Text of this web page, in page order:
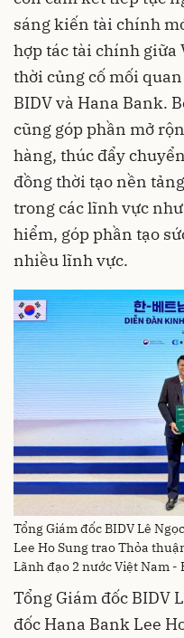
sáng kiến tài chính
hợp tác tài chính giữa
thời củng cố mối
BIDV và Hana Bank.
cũng góp phần mở
hàng, thúc đẩy
đồng thời tạo nền
trong các lĩnh vực
hiểm, góp phần tạo
nhiều lĩnh vực.
Tổng Giám đốc BIDV Lê
Lee Ho Sung trao Thỏa
Lãnh đạo 2 nước Việt Nam -
Tổng Giám đốc BIDV
đốc Hana Bank Lee